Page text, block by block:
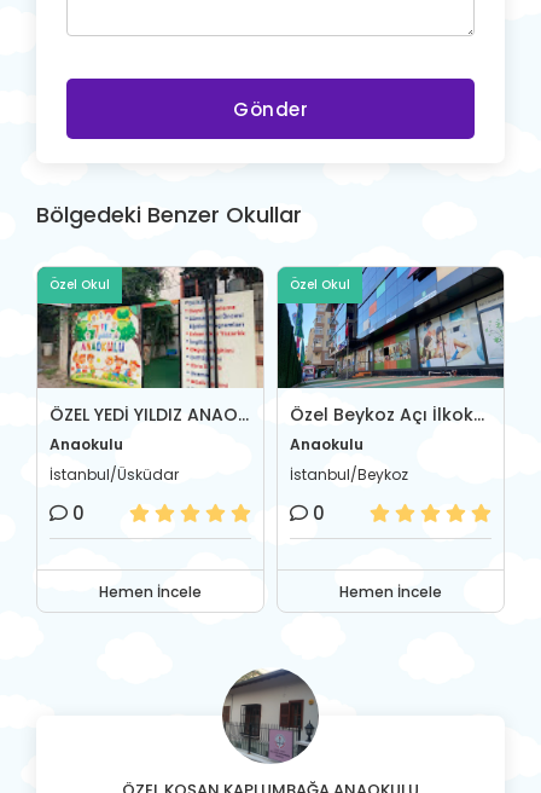
Gönder
Bölgedeki Benzer Okullar
Özel Okul
ÖZEL YEDİ YILDIZ ANAOKULU
Anaokulu
İstanbul/Üsküdar
0
Hemen İncele
Özel Okul
Özel Beykoz Açı İlkokul-Ortaokulu
Anaokulu
İstanbul/Beykoz
0
Hemen İncele